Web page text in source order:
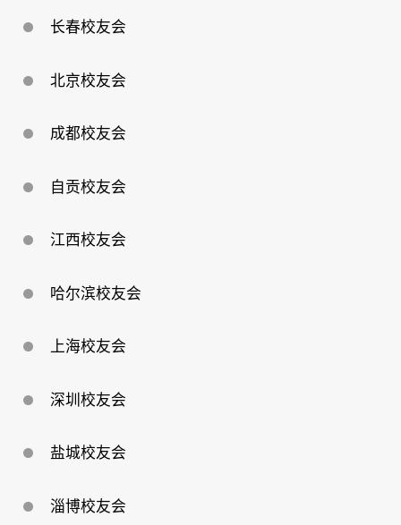
长春校友会
北京校友会
成都校友会
自贡校友会
江西校友会
哈尔滨校友会
上海校友会
深圳校友会
盐城校友会
淄博校友会